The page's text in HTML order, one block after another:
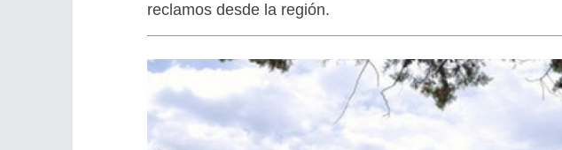
reclamos desde la región.